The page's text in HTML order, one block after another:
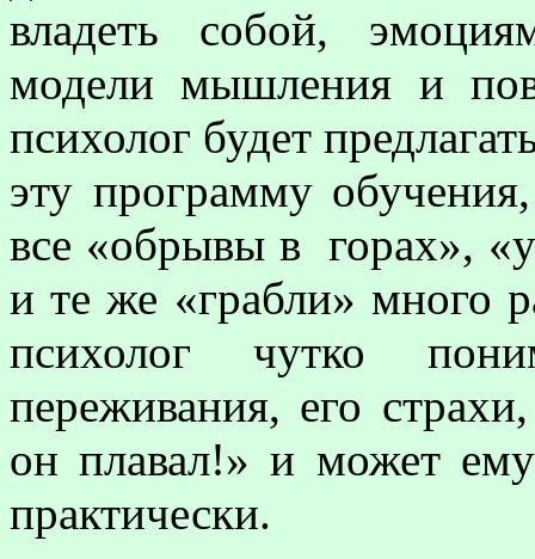
владеть собой,
модели мышления и
психолог будет
эту программу
все «обрывы в горах»,
и те же «грабли» много
психолог чутко
переживания, его
он плавал!» и может
практически.